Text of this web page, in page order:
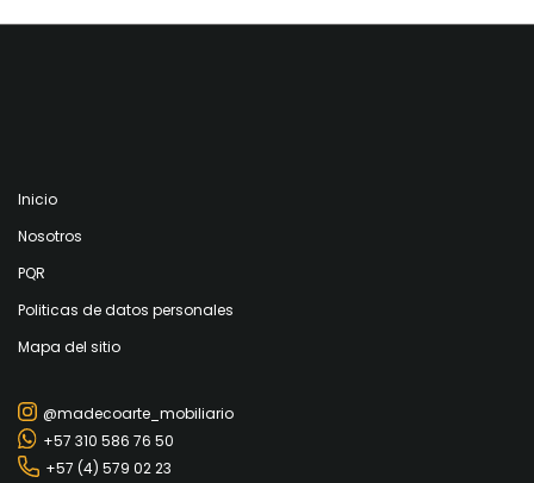
Inicio
Nosotros
PQR
Politicas de datos personales
Mapa del sitio
@madecoarte_mobiliario
+57 310 586 76 50
+57 (4) 579 02 23